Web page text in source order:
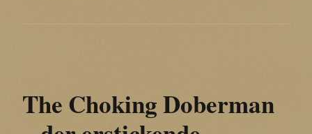
The Choking Doberman